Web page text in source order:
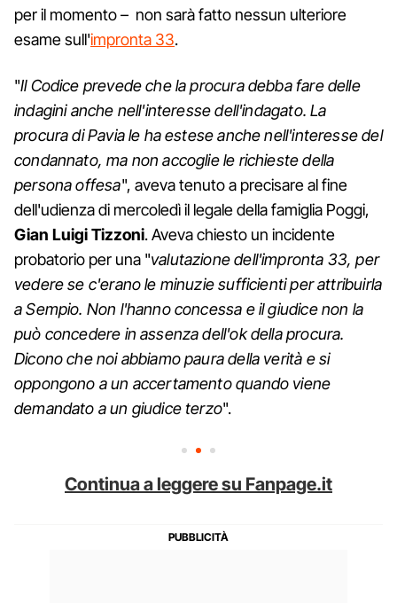
per il momento – non sarà fatto nessun ulteriore
esame sull'impronta 33.
"Il Codice prevede che la procura debba fare delle
indagini anche nell'interesse dell'indagato. La
procura di Pavia le ha estese anche nell'interesse del
condannato, ma non accoglie le richieste della
persona offesa", aveva tenuto a precisare al fine
dell'udienza di mercoledì il legale della famiglia Poggi,
Gian Luigi Tizzoni. Aveva chiesto un incidente
probatorio per una "valutazione dell'impronta 33, per
vedere se c'erano le minuzie sufficienti per attribuirla
a Sempio. Non l'hanno concessa e il giudice non la
può concedere in assenza dell'ok della procura.
Dicono che noi abbiamo paura della verità e si
oppongono a un accertamento quando viene
demandato a un giudice terzo".
Continua a leggere su Fanpage.it